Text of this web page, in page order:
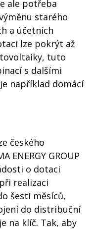
ale potřeba
starého
a účetních
lze pokrýt až
tuto
s dalšími
například domácí
českého
ENERGY GROUP
o dotaci
realizaci
šesti měsíců,
do distribuční
na klíč. Tak, aby